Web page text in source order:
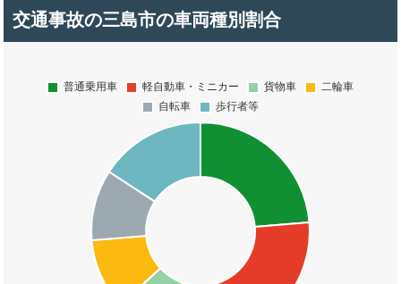
交通事故の三島市の車両種別割合